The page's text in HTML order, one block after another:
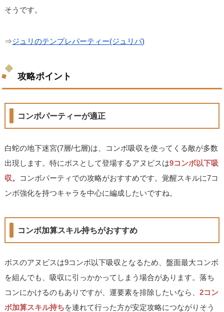
そうです。
⇒ジュリのテンプレパーティー(ジュリパ)
攻略ポイント
コンボパーティーが適正
白蛇の地下迷宮(7層/七層)は、コンボ吸収を使ってくる敵が多数
出現します。特にボスとして登場するアヌビスは9コンボ以下吸
収。 コンボパーティでの攻略がおすすめです。覚醒スキルに7コ
ンボ強化を持つキャラを中心に編成したいですね。
コンボ加算スキル持ちがおすすめ
ボスのアヌビスは9コンボ以下吸収となるため、盤面最大コンボ
を組んでも、吸収に引っかかってしまう場合があります。落ち
コンにかけるのもありですが、運要素を排除したいなら、2コン
ボ加算スキル持ちを連れて行った方が安定攻略につながりそう